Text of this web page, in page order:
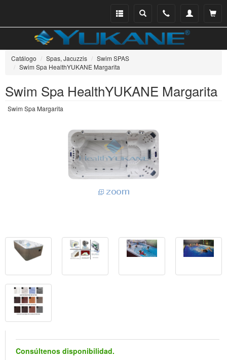
Ver
Mi
Teléfono
Buscar
Menu
Catálogo Spas, Jacuzzis
Swim SPAS
Swim Spa HealthYUKANE Margarita
Swim Spa HealthYUKANE Margarita
Swim Spa Margarita
Consúltenos disponibilidad.